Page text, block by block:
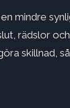
mindre
rädslor
skillnad,